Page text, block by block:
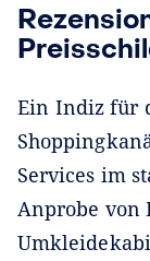
Ein Indiz für
Services im
Anprobe von